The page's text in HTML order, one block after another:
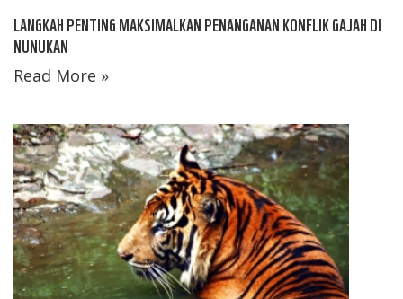
LANGKAH PENTING MAKSIMALKAN PENANGANAN KONFLIK GAJAH DI
NUNUKAN
Read More »